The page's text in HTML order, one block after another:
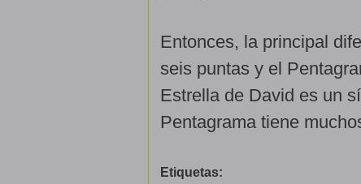
Entonces, la principal
seis puntas y el
Estrella de David es un
Pentagrama tiene
Etiquetas: